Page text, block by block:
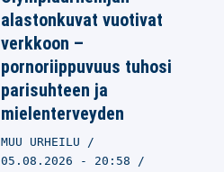
alastonkuvat vuotivat
verkkoon –
pornoriippuvuus tuhosi
parisuhteen ja
mielenterveyden
MUU URHEILU
05.08.2026 - 20:58